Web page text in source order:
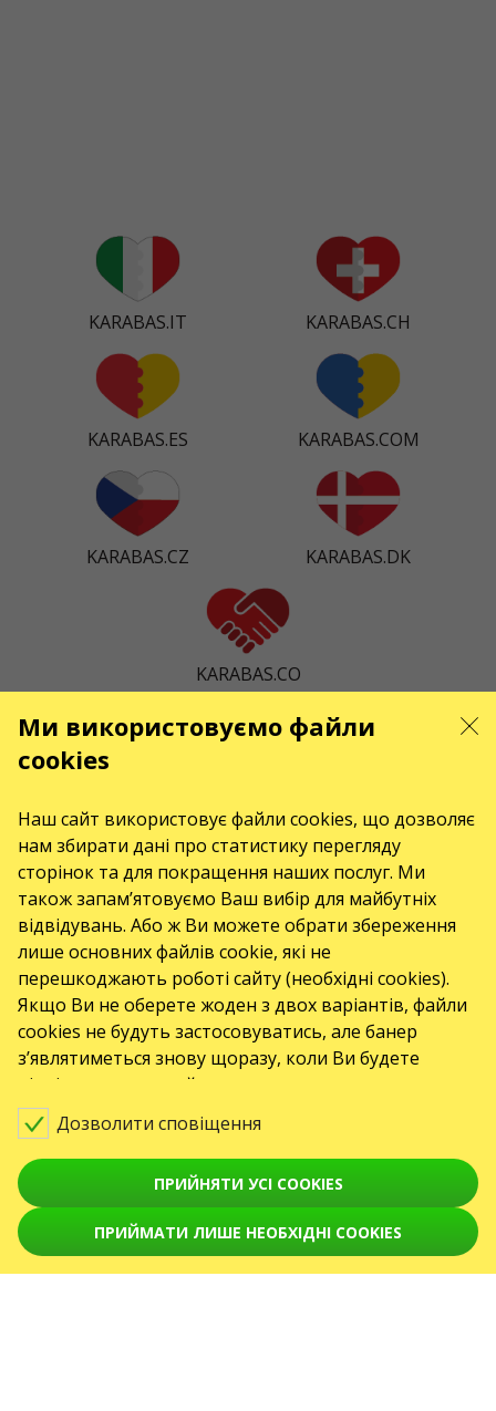
KARABAS.IT KARABAS.CH
KARABAS.ES KARABAS.COM
KARABAS.CZ KARABAS.DK
KARABAS.CO
Ми використовуємо файли
cookies
Наш сайт використовує файли cookies, що дозволяє
нам збирати дані про статистику перегляду
сторінок та для покращення наших послуг. Ми
також запам’ятовуємо Ваш вибір для майбутніх
відвідувань. Або ж Ви можете обрати збереження
лише основних файлів cookie, які не
перешкоджають роботі сайту (необхідні cookies).
Якщо Ви не оберете жоден з двох варіантів, файли
cookies не будуть застосовуватись, але банер
з’являтиметься знову щоразу, коли Ви будете
відвідувати наш сайт.
Дозволити сповіщення
ПРИЙНЯТИ УСІ COOKIES
ПРИЙМАТИ ЛИШЕ НЕОБХІДНІ COOKIES
КОНТАКТИ
Напишіть нам
Увага! Обробка звернень здійснюється за допомогою електронної форми
на сторінціkarabas.com/help
GO2SHOW SPÓŁKA Z O. O.
NIP: 6751768934, Numer KRS 0000987419
ul. GĘSIA, 8/205, KRAKÓW, kod 31-535
ПОДІЇ
Koncerty
СЕРВІСИ
Доставка і оплата
Мапа сайту
ПРО НАС